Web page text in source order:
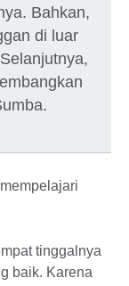
Bahkan,
di luar
tinggalnya
baik. Karena